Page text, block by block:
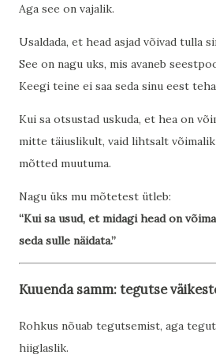
Aga see on vajalik.
Usaldada, et head asjad võivad tulla
See on nagu uks, mis avaneb
Keegi teine ei saa seda sinu eest
Kui sa otsustad uskuda, et hea on
mitte täiuslikult, vaid lihtsalt võimalik
mõtted muutuma.
Nagu üks mu mõtetest ütleb:
“Kui sa usud, et midagi head on
seda sulle näidata.”
Kuuenda samm: tegutse
Rohkus nõuab tegutsemist, aga
hiiglaslik.